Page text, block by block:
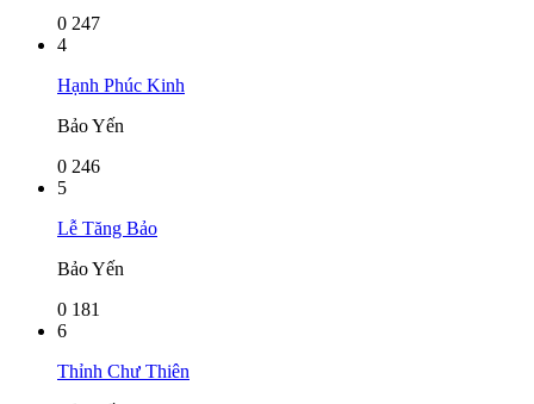
0 247
4
Hạnh Phúc Kinh
Bảo Yến
0 246
5
Lễ Tăng Bảo
Bảo Yến
0 181
6
Thỉnh Chư Thiên